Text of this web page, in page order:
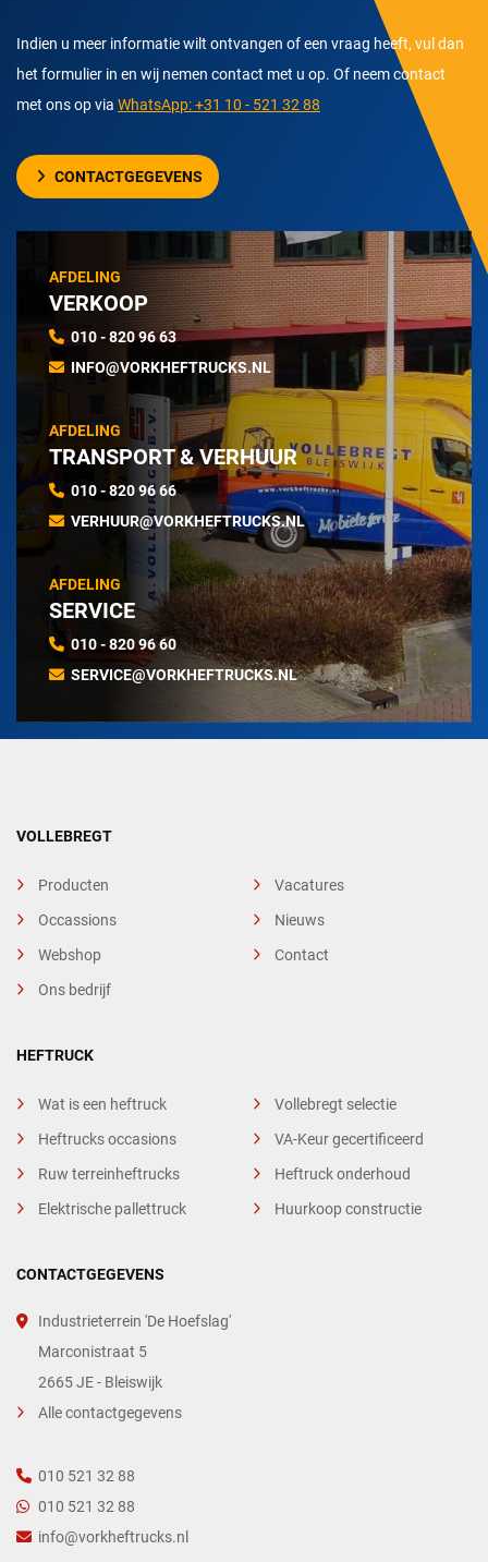
Indien u meer informatie wilt ontvangen of een vraag heeft, vul dan
het formulier in en wij nemen contact met u op. Of neem contact
met ons op via WhatsApp: +31 10 - 521 32 88
CONTACTGEGEVENS
AFDELING
VERKOOP
010 - 820 96 63
INFO@VORKHEFTRUCKS.NL
AFDELING
TRANSPORT & VERHUUR
010 - 820 96 66
VERHUUR@VORKHEFTRUCKS.NL
AFDELING
SERVICE
010 - 820 96 60
SERVICE@VORKHEFTRUCKS.NL
VOLLEBREGT
Producten
Occassions
Webshop
Ons bedrijf
Vacatures
Nieuws
Contact
HEFTRUCK
Wat is een heftruck
Heftrucks occasions
Ruw terreinheftrucks
Elektrische pallettruck
Vollebregt selectie
VA-Keur gecertificeerd
Heftruck onderhoud
Huurkoop constructie
CONTACTGEGEVENS
Industrieterrein 'De Hoefslag'
Marconistraat 5
2665 JE - Bleiswijk
Alle contactgegevens
010 521 32 88
010 521 32 88
info@vorkheftrucks.nl